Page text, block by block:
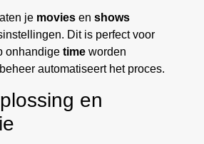
laten je movies en shows
Dit is perfect voor
onhandige time worden
automatiseert het proces.
en